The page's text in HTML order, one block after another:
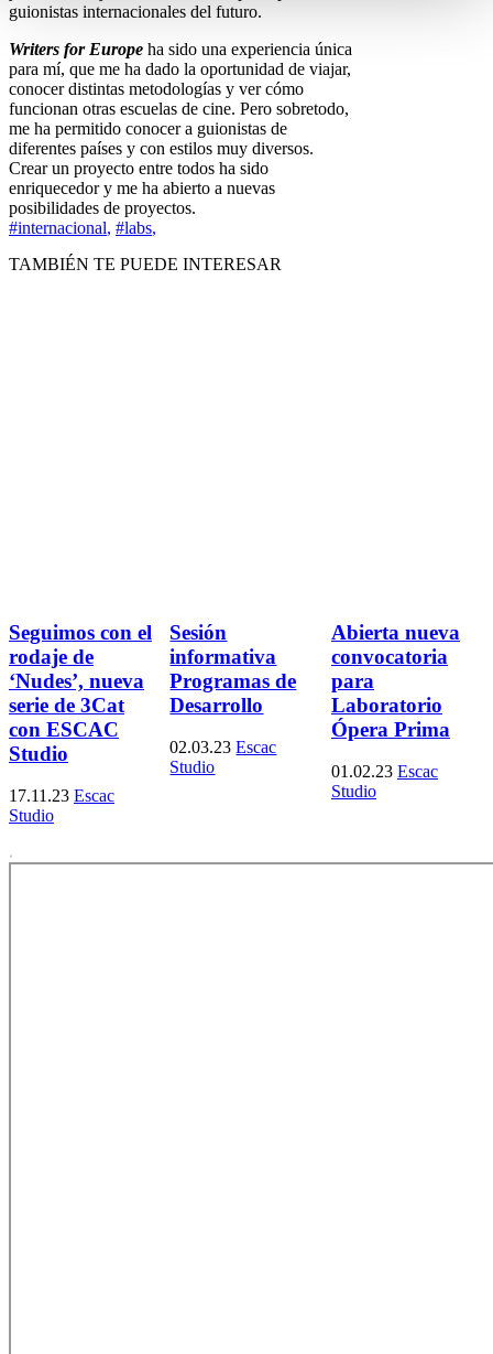
guionistas internacionales del futuro.
Writers for Europe ha sido una experiencia única
para mí, que me ha dado la oportunidad de viajar,
conocer distintas metodologías y ver cómo
funcionan otras escuelas de cine. Pero sobretodo,
me ha permitido conocer a guionistas de
diferentes países y con estilos muy diversos.
Crear un proyecto entre todos ha sido
enriquecedor y me ha abierto a nuevas
posibilidades de proyectos.
#internacional, #labs,
TAMBIÉN TE PUEDE INTERESAR
Seguimos con el
rodaje de
‘Nudes’, nueva
serie de 3Cat
con ESCAC
Studio
17.11.23 Escac
Studio
Sesión
informativa
Programas de
Desarrollo
02.03.23 Escac
Studio
Abierta nueva
convocatoria
para
Laboratorio
Ópera Prima
01.02.23 Escac
Studio